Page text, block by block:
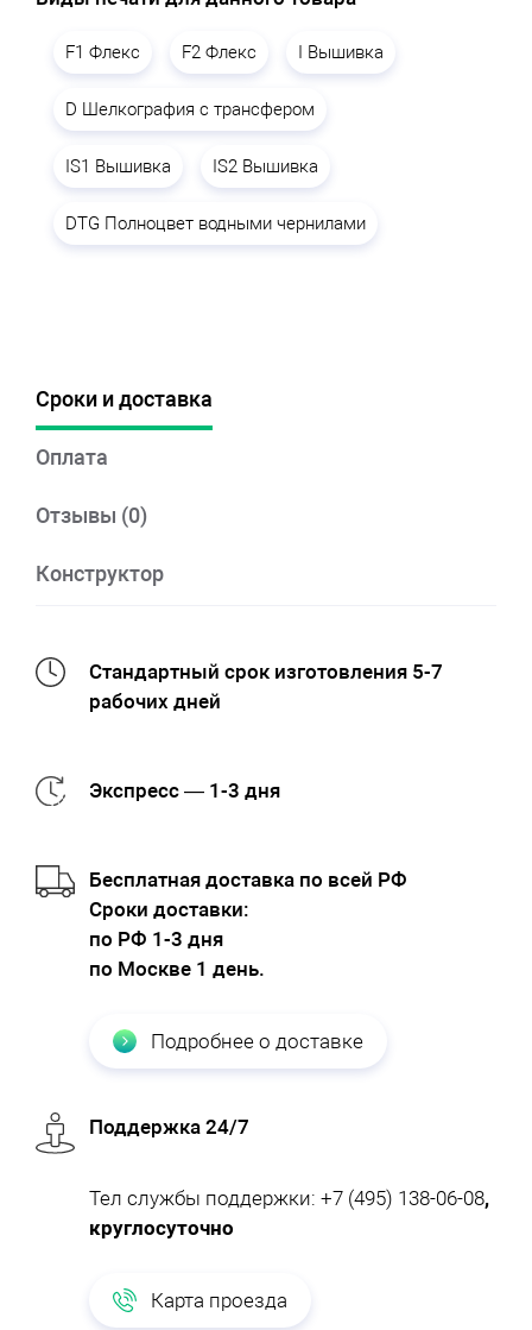
F1 Флекс F2 Флекс I Вышивка
D Шелкография с трансфером
IS1 Вышивка IS2 Вышивка
DTG Полноцвет водными чернилами
Сроки и доставка
Оплата
Отзывы (0)
Конструктор
Стандартный срок изготовления 5-7
рабочих дней
Экспресс — 1-3 дня
Бесплатная доставка по всей РФ
Cроки доставки:
по РФ 1-3 дня
по Москве 1 день.
Подробнее о доставке
Поддержка 24/7
Тел службы поддержки: +7 (495) 138-06-08,
круглосуточно
Карта проезда